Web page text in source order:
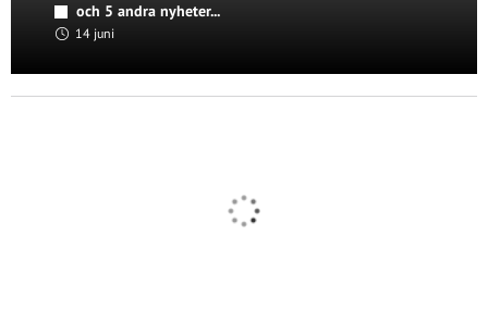
och 5 andra nyheter...
14 juni